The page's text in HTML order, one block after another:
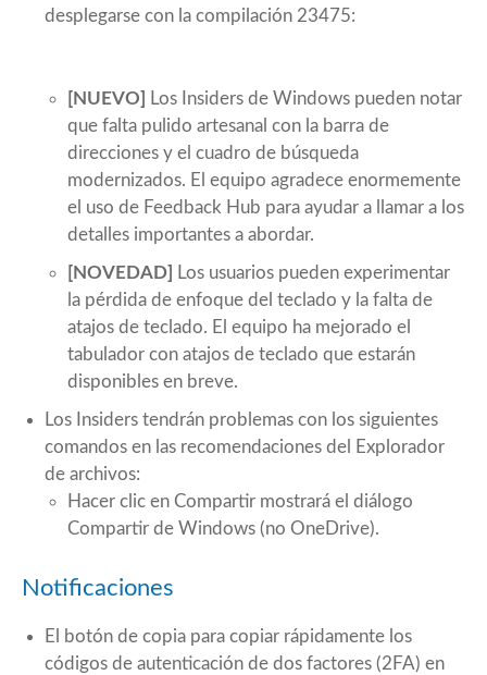
desplegarse con la compilación 23475:
[NUEVO] Los Insiders de Windows pueden notar
que falta pulido artesanal con la barra de
direcciones y el cuadro de búsqueda
modernizados. El equipo agradece enormemente
el uso de Feedback Hub para ayudar a llamar a los
detalles importantes a abordar.
[NOVEDAD] Los usuarios pueden experimentar
la pérdida de enfoque del teclado y la falta de
atajos de teclado. El equipo ha mejorado el
tabulador con atajos de teclado que estarán
disponibles en breve.
Los Insiders tendrán problemas con los siguientes
comandos en las recomendaciones del Explorador
de archivos:
Hacer clic en Compartir mostrará el diálogo
Compartir de Windows (no OneDrive).
Notificaciones
El botón de copia para copiar rápidamente los
códigos de autenticación de dos factores (2FA) en